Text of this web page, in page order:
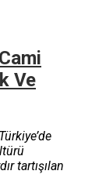
Ve
tartışılan